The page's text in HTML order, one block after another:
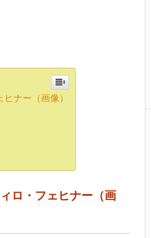
ナー（画像）
ロ・フェヒナー（画